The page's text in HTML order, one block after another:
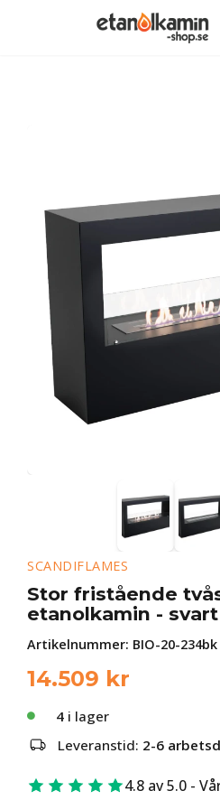
SCANDIFLAMES
Stor fristående
etanolkamin - svart
Artikelnummer: BIO-20-234bk
14.509 kr
4 i lager
Leveranstid: 2-6
4.8 av 5.0 -